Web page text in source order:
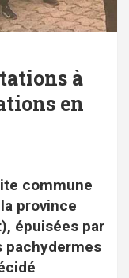
à
en
commune
province
épuisées par
pachydermes